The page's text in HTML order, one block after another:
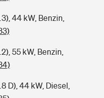
44 kW, Benzin,
55 kW, Benzin,
D), 44 kW, Diesel,